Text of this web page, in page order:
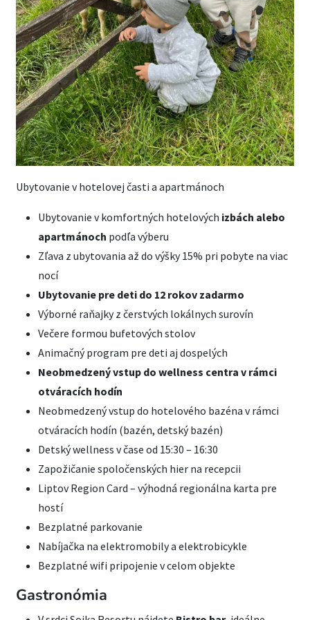
Ubytovanie v hotelovej časti a apartmánoch
Ubytovanie v komfortných hotelových izbách alebo
apartmánoch podľa výberu
Zľava z ubytovania až do výšky 15% pri pobyte na viac
nocí
Ubytovanie pre deti do 12 rokov zadarmo
Výborné raňajky z čerstvých lokálnych surovín
Večere formou bufetových stolov
Animačný program pre deti aj dospelých
Neobmedzený vstup do wellness centra v rámci
otváracích hodín
Neobmedzený vstup do hotelového bazéna v rámci
otváracích hodín (bazén, detský bazén)
Detský wellness v čase od 15:30 – 16:30
Zapožičanie spoločenských hier na recepcii
Liptov Region Card – výhodná regionálna karta pre
hostí
Bezplatné parkovanie
Nabíjačka na elektromobily a elektrobicykle
Bezplatné wifi pripojenie v celom objekte
Gastronómia